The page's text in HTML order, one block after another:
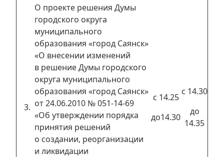
О проекте решения Думы
городского округа
муниципального
образования «город Саянск»
«О внесении изменений
в решение Думы городского
округа муниципального
образования «город Саянск»
от 24.06.2010 № 051-14-69
«Об утверждении порядка
принятия решений
о создании, реорганизации
и ликвидации
с 14.25
до14.30
с 14.30
до
14.35